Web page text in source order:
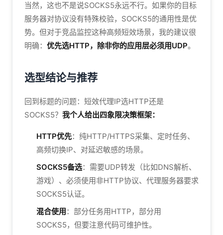
当然，这也不是说SOCKS5永远不行。如果你的目标
服务器对协议没有特殊校验，SOCKS5的通用性是优
势。但对于竞品监控这种高频短效场景，我的建议很
明确： 优先选HTTP，除非你的应用层必须用UDP。
选型结论与推荐
回到标题的问题：短效代理IP选HTTP还是
SOCKS5？ 我个人给出四象限决策框架：
HTTP优先：纯HTTP/HTTPS采集、定时任务、
高频切换IP、对延迟敏感的场景。
SOCKS5备选：需要UDP转发（比如DNS解析、
游戏）、必须使用非HTTP协议、代理服务器要求
SOCKS5认证。
混合使用：部分任务用HTTP，部分用
SOCKS5，但要注意代码可维护性。